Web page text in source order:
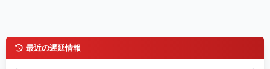
最近の遅延情報